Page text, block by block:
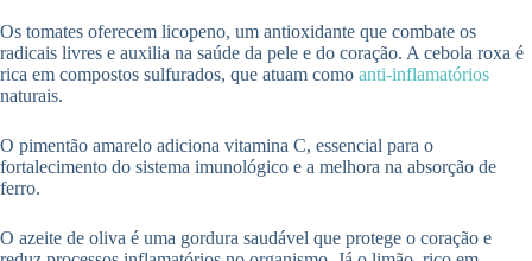
Os tomates oferecem licopeno, um antioxidante que combate os
radicais livres e auxilia na saúde da pele e do coração. A cebola roxa é
rica em compostos sulfurados, que atuam como anti-inflamatórios
naturais.
O pimentão amarelo adiciona vitamina C, essencial para o
fortalecimento do sistema imunológico e a melhora na absorção de
ferro.
O azeite de oliva é uma gordura saudável que protege o coração e